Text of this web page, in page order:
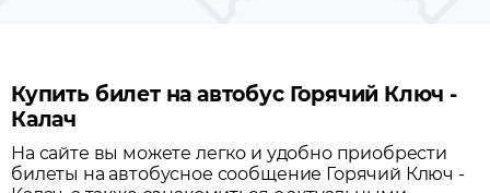
Купить билет на автобус Горячий Ключ -
Калач
На сайте вы можете легко и удобно приобрести
билеты на автобусное сообщение Горячий Ключ -